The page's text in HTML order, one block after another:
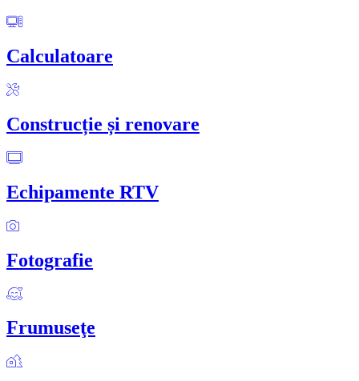
Calculatoare
Construcție și renovare
Echipamente RTV
Fotografie
Frumuseţe